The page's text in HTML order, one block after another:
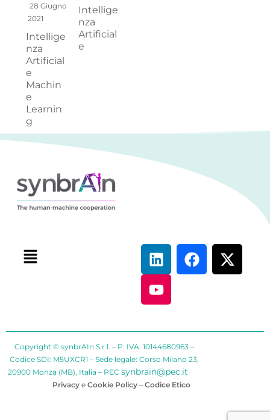
28 Giugno
2021
Intellige
nza
Artificial
e
Machin
e
Learnin
g
Intellige
nza
Artificial
e
Copyright © synbrAIn S.r.l. – P. IVA: 10144680963 –
Codice SDI: M5UXCR1 – Sede legale: Corso Milano 23,
20900 Monza (MB), Italia – PEC synbrain@pec.it
Privacy e Cookie Policy – Codice Etico